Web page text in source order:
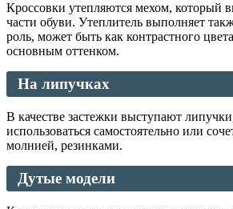
Кроссовки утепляются мехом, который
части обуви. Утеплитель выполняет
роль, может быть как контрастного
основным оттенком.
На липучках
В качестве застежки выступают
использоваться самостоятельно или
молнией, резинками.
Дутые модели